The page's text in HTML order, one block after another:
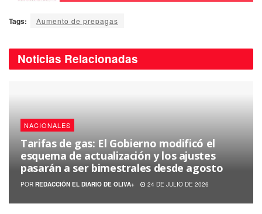
Tags: Aumento de prepagas
Noticias Relacionadas
NACIONALES
Tarifas de gas: El Gobierno modificó el
esquema de actualización y los ajustes
pasarán a ser bimestrales desde agosto
POR REDACCIÓN EL DIARIO DE OLIVA+ 24 DE JULIO DE 2026